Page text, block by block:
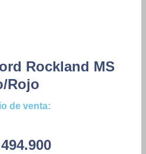
Rockland MS
Rojo
de venta: